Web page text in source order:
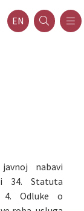
EN
nabavi
34. Statuta
4. Odluke o